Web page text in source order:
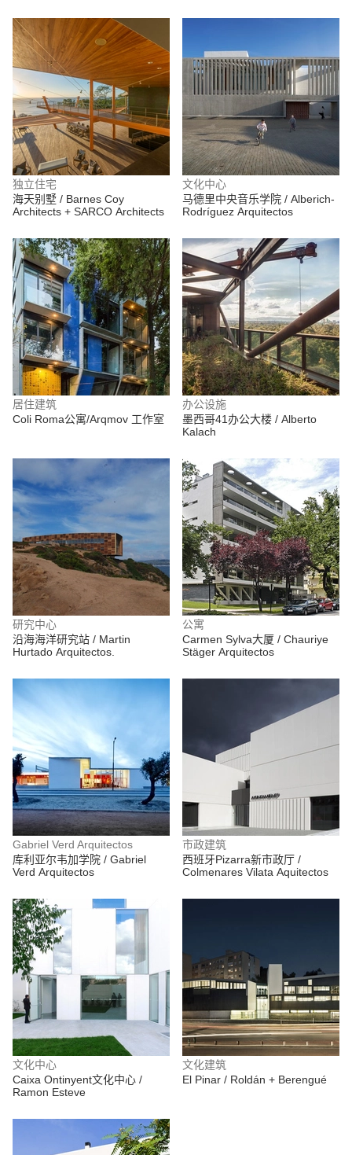
独立住宅
海天别墅 / Barnes Coy
Architects + SARCO Architects
文化中心
马德里中央音乐学院 / Alberich-
Rodríguez Arquitectos
居住建筑
Coli Roma公寓/Arqmov 工作室
办公设施
墨西哥41办公大楼 / Alberto
Kalach
研究中心
沿海海洋研究站 / Martin
Hurtado Arquitectos.
公寓
Carmen Sylva大厦 / Chauriye
Stäger Arquitectos
Gabriel Verd Arquitectos
库利亚尔韦加学院 / Gabriel
Verd Arquitectos
市政建筑
西班牙Pizarra新市政厅 /
Colmenares Vilata Aquitectos
文化中心
Caixa Ontinyent文化中心 /
Ramon Esteve
文化建筑
El Pinar / Roldán + Berengué